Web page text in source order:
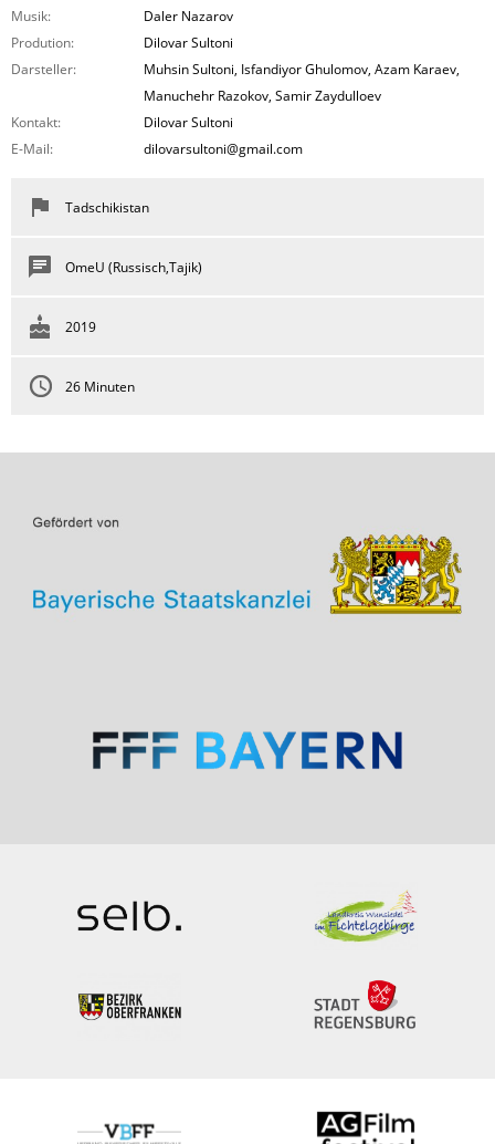
Musik:
Daler Nazarov
Prodution:
Dilovar Sultoni
Darsteller:
Muhsin Sultoni, Isfandiyor Ghulomov, Azam Karaev,
Manuchehr Razokov, Samir Zaydulloev
Kontakt:
Dilovar Sultoni
E-Mail:
dilovarsultoni@gmail.com
Tadschikistan
OmeU (Russisch,Tajik)
2019
26 Minuten